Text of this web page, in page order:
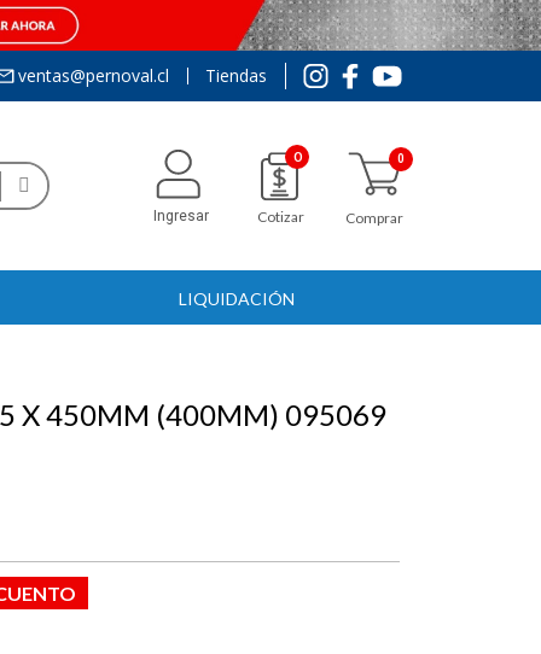
ventas@pernoval.cl Tiendas
Ingresar
0
Cotizar Comprar
LIQUIDACIÓN
X 450MM (400MM) 095069